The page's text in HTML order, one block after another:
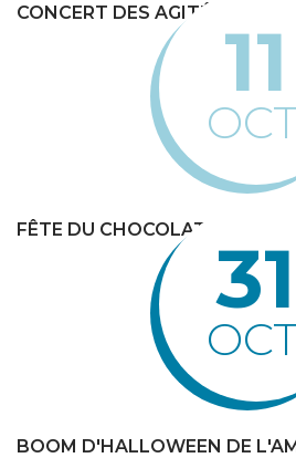
CONCERT DES AGITÉS DE LA
11
FÊTE DU CHOCOLAT DES
Salle des31
BOOM D'HALLOWEEN DE